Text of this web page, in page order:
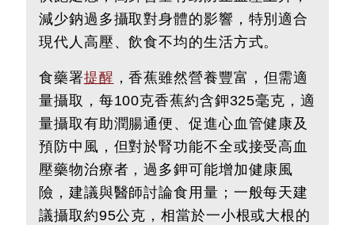
減少鈉過多攝取對身體的影響，特別適合
現代人高壓、飲食不均的生活方式。
食藥署提醒 ，香蕉雖然營養豐富，但需適
量攝取，每100克香蕉約含鉀325毫克，適
量攝取有助潤腸通便、促進心血管健康及
預防中風，但對於腎功能不全或接受高血
壓藥物治療者，過多鉀可能增加健康風
險，建議與醫師討論食用量；一般每天建
議攝取約95公克，相當於一小根或大根的